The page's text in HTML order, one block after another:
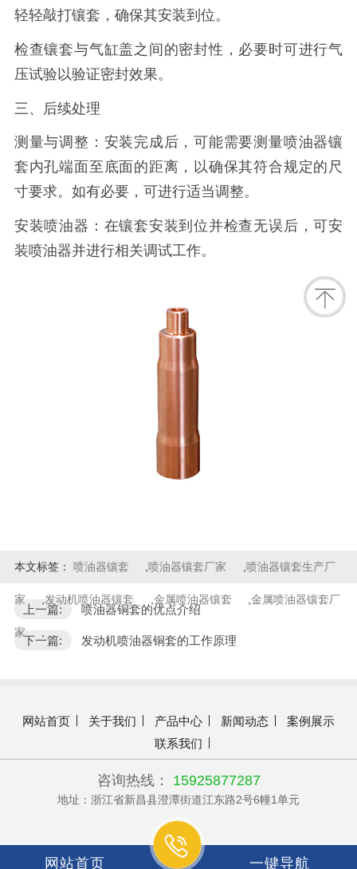
轻轻敲打镶套，确保其安装到位。
检查镶套与气缸盖之间的密封性，必要时可进行气
压试验以验证密封效果。
三、后续处理
测量与调整：安装完成后，可能需要测量喷油器镶
套内孔端面至底面的距离，以确保其符合规定的尺
寸要求。如有必要，可进行适当调整。
安装喷油器：在镶套安装到位并检查无误后，可安
装喷油器并进行相关调试工作。
本文标签： 喷油器镶套 ,喷油器镶套厂家 喷油器镶套生产厂
家 发动机喷油器镶套 金属喷油器镶套 ,金属喷油器镶套厂
家
上一篇: 喷油器铜套的优点介绍
下一篇: 发动机喷油器铜套的工作原理
网站首页 关于我们 产品中心 新闻动态
案例展示
联系我们
咨询热线： 15925877287
地址：浙江省新昌县澄潭街道江东路2号6幢1单元
网站首页 一键导航